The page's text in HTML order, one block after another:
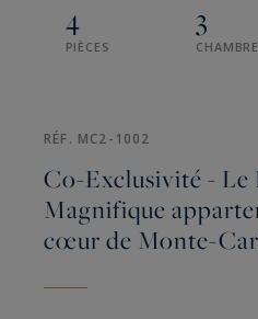
4
PIÈCES
3
RÉF. MC2-1002
Co-Exclusivité - Le
Magnifique
cœur de Monte-